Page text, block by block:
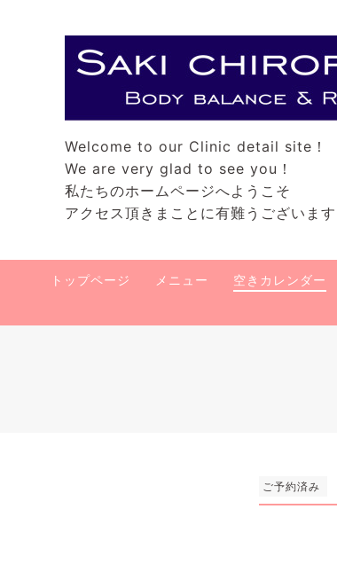
Welcome to our Clinic detail site！
We are very glad to see you！
私たちのホームページへようこそ
アクセス頂きまことに有難うございます
トップページ メニュー 空きカレンダー
ご予約済み